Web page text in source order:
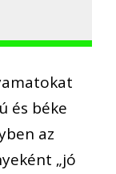
és béke
az
„jó